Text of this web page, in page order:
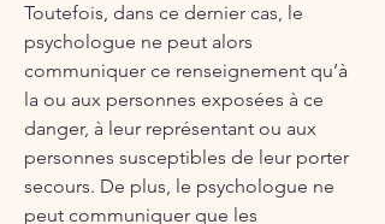
Toutefois, dans ce dernier cas, le
psychologue ne peut alors
communiquer ce renseignement qu’à
la ou aux personnes exposées à ce
danger, à leur représentant ou aux
personnes susceptibles de leur porter
secours. De plus, le psychologue ne
peut communiquer que les